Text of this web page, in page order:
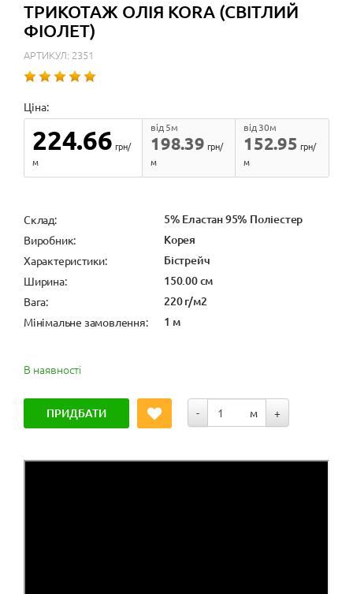
ТРИКОТАЖ ОЛІЯ KORA (СВІТЛИЙ
ФІОЛЕТ)
АРТИКУЛ: 2351
Ціна:
224.66 грн/
м
198.39
від 5м
грн/
м
152.95
від 30м
грн/
м
Cклад: 5% Еластан 95% Поліестер
Виробник: Корея
Характеристики: Бістрейч
Ширина: 150.00 см
Вага: 220 г/м2
Мінімальне замовлення: 1 м
В наявності
ПРИДБАТИ - м +